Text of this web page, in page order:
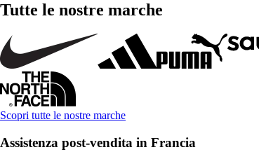
Tutte le nostre marche
Scopri tutte le nostre marche
Assistenza post-vendita in Francia